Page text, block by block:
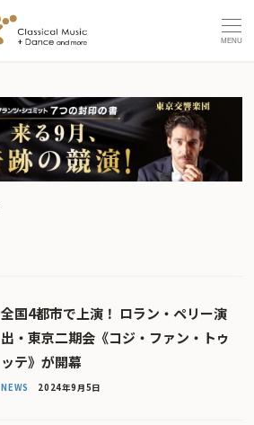
MENU
全国4都市で上演！ ロラン・ペリー演
出・東京二期会《コジ・ファン・トゥ
ッテ》が開幕
NEWS 2024年9月5日